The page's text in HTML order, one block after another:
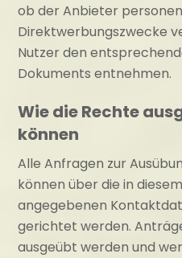
ob der Anbieter
Direktwerbungszwecke
Nutzer den
Dokuments entnehmen.
Wie die Rechte
können
Alle Anfragen zur
können über die in
angegebenen
gerichtet werden.
ausgeübt werden und